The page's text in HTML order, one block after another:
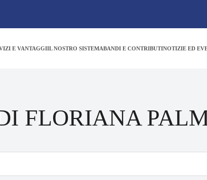
E VANTAGGIIL NOSTRO SISTEMABANDI E CONTRIBUTINOTIZIE ED
FLORIANA